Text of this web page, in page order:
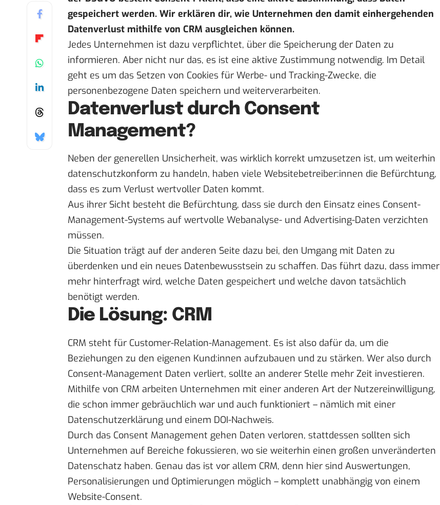
gespeichert werden. Wir erklären dir, wie Unternehmen den damit einhergehenden
Datenverlust mithilfe von CRM ausgleichen können.
Jedes Unternehmen ist dazu verpflichtet, über die Speicherung der Daten zu
informieren. Aber nicht nur das, es ist eine aktive Zustimmung notwendig. Im Detail
geht es um das Setzen von Cookies für Werbe- und Tracking-Zwecke, die
personenbezogene Daten speichern und weiterverarbeiten.
Datenverlust durch Consent
Management?
Neben der generellen Unsicherheit, was wirklich korrekt umzusetzen ist, um weiterhin
datenschutzkonform zu handeln, haben viele Websitebetreiber:innen die Befürchtung,
dass es zum Verlust wertvoller Daten kommt.
Aus ihrer Sicht besteht die Befürchtung, dass sie durch den Einsatz eines Consent-
Management-Systems auf wertvolle Webanalyse- und Advertising-Daten verzichten
müssen.
Die Situation trägt auf der anderen Seite dazu bei, den Umgang mit Daten zu
überdenken und ein neues Datenbewusstsein zu schaffen. Das führt dazu, dass immer
mehr hinterfragt wird, welche Daten gespeichert und welche davon tatsächlich
benötigt werden.
Die Lösung: CRM
CRM steht für Customer-Relation-Management. Es ist also dafür da, um die
Beziehungen zu den eigenen Kund:innen aufzubauen und zu stärken. Wer also durch
Consent-Management Daten verliert, sollte an anderer Stelle mehr Zeit investieren.
Mithilfe von CRM arbeiten Unternehmen mit einer anderen Art der Nutzereinwilligung,
die schon immer gebräuchlich war und auch funktioniert – nämlich mit einer
Datenschutzerklärung und einem DOI-Nachweis.
Durch das Consent Management gehen Daten verloren, stattdessen sollten sich
Unternehmen auf Bereiche fokussieren, wo sie weiterhin einen großen unveränderten
Datenschatz haben. Genau das ist vor allem CRM, denn hier sind Auswertungen,
Personalisierungen und Optimierungen möglich – komplett unabhängig von einem
Website-Consent.